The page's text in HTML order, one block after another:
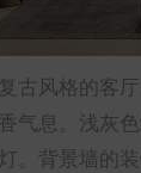
古风格的客
气息。浅灰
。背景墙的